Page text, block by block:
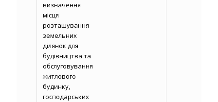
визначення
місця
розташування
земельних
ділянок для
будівництва та
обслуговування
житлового
будинку,
господарських